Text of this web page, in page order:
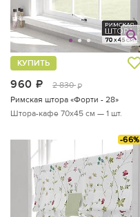
960 руб.
2 830 руб.
КУПИТЬ
Римская штора «Форти - 28»
Штора-кафе 70х45 см — 1 шт.
-66%